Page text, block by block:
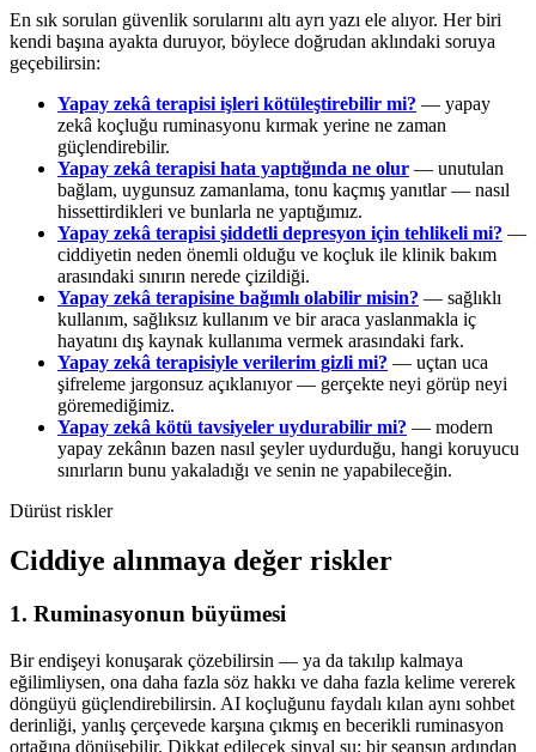
En sık sorulan güvenlik sorularını altı ayrı yazı ele alıyor. Her biri
kendi başına ayakta duruyor, böylece doğrudan aklındaki soruya
geçebilirsin:
Yapay zekâ terapisi işleri kötüleştirebilir mi? — yapay
zekâ koçluğu ruminasyonu kırmak yerine ne zaman
güçlendirebilir.
Yapay zekâ terapisi hata yaptığında ne olur — unutulan
bağlam, uygunsuz zamanlama, tonu kaçmış yanıtlar — nasıl
hissettirdikleri ve bunlarla ne yaptığımız.
Yapay zekâ terapisi şiddetli depresyon için tehlikeli mi? —
ciddiyetin neden önemli olduğu ve koçluk ile klinik bakım
arasındaki sınırın nerede çizildiği.
Yapay zekâ terapisine bağımlı olabilir misin? — sağlıklı
kullanım, sağlıksız kullanım ve bir araca yaslanmakla iç
hayatını dış kaynak kullanıma vermek arasındaki fark.
Yapay zekâ terapisiyle verilerim gizli mi? — uçtan uca
şifreleme jargonsuz açıklanıyor — gerçekte neyi görüp neyi
göremediğimiz.
Yapay zekâ kötü tavsiyeler uydurabilir mi? — modern
yapay zekânın bazen nasıl şeyler uydurduğu, hangi koruyucu
sınırların bunu yakaladığı ve senin ne yapabileceğin.
Dürüst riskler
Ciddiye alınmaya değer riskler
1. Ruminasyonun büyümesi
Bir endişeyi konuşarak çözebilirsin — ya da takılıp kalmaya
eğilimliysen, ona daha fazla söz hakkı ve daha fazla kelime vererek
döngüyü güçlendirebilirsin. AI koçluğunu faydalı kılan aynı sohbet
derinliği, yanlış çerçevede karşına çıkmış en becerikli ruminasyon
ortağına dönüşebilir. Dikkat edilecek sinyal şu: bir seansın ardından